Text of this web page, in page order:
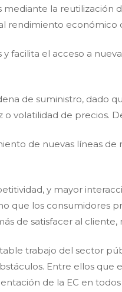
la reutilización
rendimiento económico
y facilita el acceso a
de suministro, dado
volatilidad de precios.
de nuevas líneas
y mayor
que los consumidores
de satisfacer al
trabajo del sector
Entre ellos
de la EC en